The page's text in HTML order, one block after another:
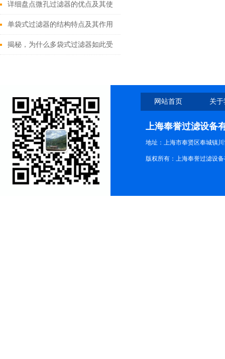
详细盘点微孔过滤器的优点及其使
用方法
单袋式过滤器的结构特点及其作用
揭秘，为什么多袋式过滤器如此受
网站首页 关
上海奉誉过滤设备
地址：上海市奉贤区奉城镇川
版权所有：上海奉誉过滤设